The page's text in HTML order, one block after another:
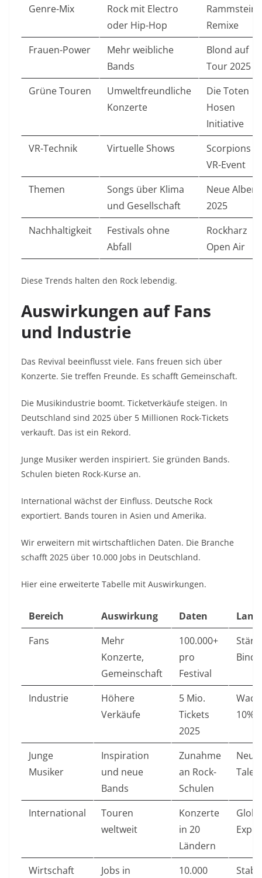
Genre-Mix
Rock mit Electro
oder Hip-Hop
Rammstein-
Remixe
Frauen-Power
Mehr weibliche
Bands
Blond auf
Tour 2025
Grüne Touren
Umweltfreundliche
Konzerte
Die Toten
Hosen
Initiative
VR-Technik
Virtuelle Shows
Scorpions
VR-Event
Themen
Songs über Klima
und Gesellschaft
Neue Alben
2025
Nachhaltigkeit
Festivals ohne
Abfall
Rockharz
Open Air
Diese Trends halten den Rock lebendig.
Auswirkungen auf Fans
und Industrie
Das Revival beeinflusst viele. Fans freuen sich über
Konzerte. Sie treffen Freunde. Es schafft Gemeinschaft.
Die Musikindustrie boomt. Ticketverkäufe steigen. In
Deutschland sind 2025 über 5 Millionen Rock-Tickets
verkauft. Das ist ein Rekord.
Junge Musiker werden inspiriert. Sie gründen Bands.
Schulen bieten Rock-Kurse an.
International wächst der Einfluss. Deutsche Rock
exportiert. Bands touren in Asien und Amerika.
Wir erweitern mit wirtschaftlichen Daten. Die Branche
schafft 2025 über 10.000 Jobs in Deutschland.
Hier eine erweiterte Tabelle mit Auswirkungen.
Bereich Auswirkung Daten
Fans
Mehr
Konzerte,
Gemeinschaft
100.000+
pro
Festival
Industrie
Höhere
Verkäufe
5 Mio.
Tickets
2025
10%
Junge
Musiker
Inspiration
und neue
Bands
Zunahme
an Rock-
Schulen
Neue
International
Touren
weltweit
Konzerte
in 20
Ländern
Wirtschaft
Jobs in
10.000